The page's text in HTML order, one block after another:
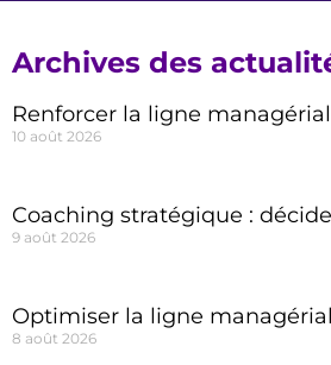
Archives des
Renforcer la ligne
10 août 2026
Coaching stratégique :
9 août 2026
Optimiser la ligne
8 août 2026